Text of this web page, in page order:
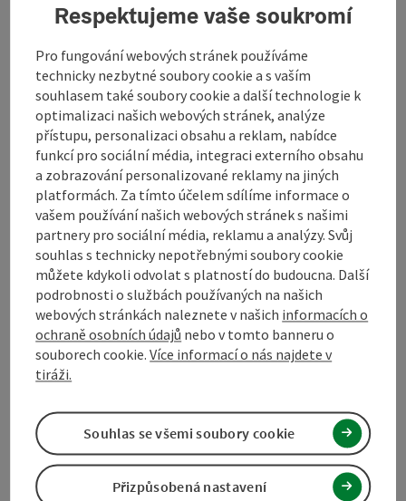
Otevírací doba
Příjezd
Ceny
Způsobilost
Bezbariérovost
Kontakt
Gastronomie
Respektujeme vaše soukromí
Pro fungování webových stránek používáme
technicky nezbytné soubory cookie a s vaším
souhlasem také soubory cookie a další technologie k
optimalizaci našich webových stránek, analýze
přístupu, personalizaci obsahu a reklam, nabídce
funkcí pro sociální média, integraci externího obsahu
a zobrazování personalizované reklamy na jiných
platformách. Za tímto účelem sdílíme informace o
vašem používání našich webových stránek s našimi
partnery pro sociální média, reklamu a analýzy. Svůj
souhlas s technicky nepotřebnými soubory cookie
můžete kdykoli odvolat s platností do budoucna. Další
podrobnosti o službách používaných na našich
webových stránkách naleznete v našich informacích o
ochraně osobních údajů nebo v tomto banneru o
souborech cookie.Více informací o nás najdete v
tiráži.
Přizpůsobená nastavení
Souhlas se všemi soubory cookie